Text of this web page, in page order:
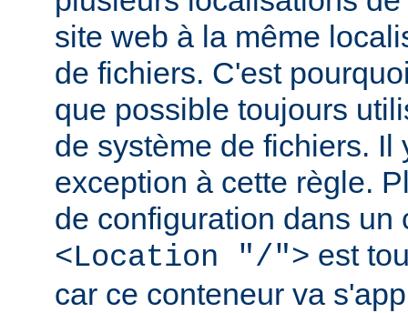
site web à la même
de fichiers. C'est
que possible toujours
de système de fichiers. Il
exception à cette règle.
de configuration dans un
<Location "/"> est
car ce conteneur va